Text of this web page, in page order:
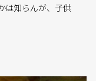
は知らんが、子供